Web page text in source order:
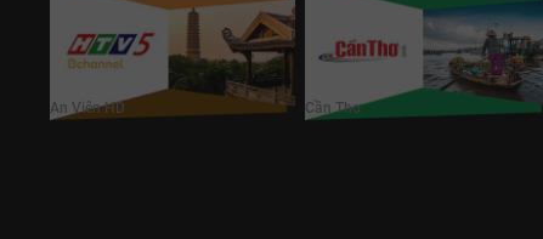
An Viên HD
An Viên HD Cần Thơ